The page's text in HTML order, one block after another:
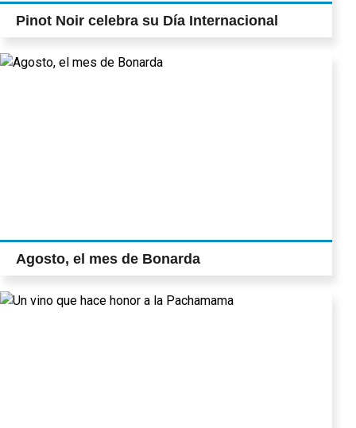
Pinot Noir celebra su Día Internacional
Agosto, el mes de Bonarda